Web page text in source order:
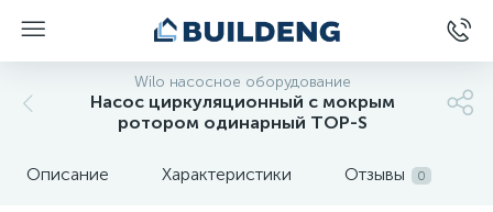
Wilo насосное оборудование
Насос циркуляционный с мокрым
ротором одинарный TOP-S
Описание Характеристики Отзывы 0